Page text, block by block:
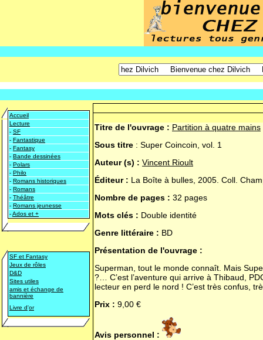
Accueil
Lecture
- SF
- Fantastique
- Fantasy
- Bande dessinées
- Polars
- Philo
- Romans historiques
- Romans
- Théâtre
- Romans jeunesse
-Ados et +
SF et Fantasy
Jeux de rôles
D&D
Sites utiles
amis et échange de
bannière
Livre d'or
Titre de l'ouvrage : Partition à quatre mains
Sous titre : Super Coincoin, vol. 1
Auteur (s) : Vincent Rioult
Éditeur : La Boîte à bulles, 2005. Coll.
Nombre de pages : 32 pages
Mots clés : Double identité
Genre littéraire : BD
Présentation de l'ouvrage :
Superman, tout le monde connaît. Mais
?… C’est l’aventure qui arrive à Thibaud,
lecteur en perd le nord ! C’est très confus,
Prix : 9,00 €
Avis personnel :